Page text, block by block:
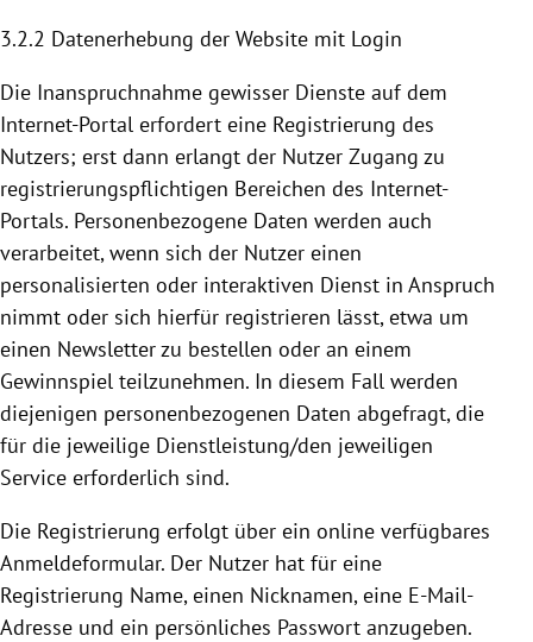
3.2.2 Datenerhebung der Website mit Login
Die Inanspruchnahme gewisser Dienste auf dem
Internet-Portal erfordert eine Registrierung des
Nutzers; erst dann erlangt der Nutzer Zugang zu
registrierungspflichtigen Bereichen des Internet-
Portals. Personenbezogene Daten werden auch
verarbeitet, wenn sich der Nutzer einen
personalisierten oder interaktiven Dienst in Anspruch
nimmt oder sich hierfür registrieren lässt, etwa um
einen Newsletter zu bestellen oder an einem
Gewinnspiel teilzunehmen. In diesem Fall werden
diejenigen personenbezogenen Daten abgefragt, die
für die jeweilige Dienstleistung/den jeweiligen
Service erforderlich sind.
Die Registrierung erfolgt über ein online verfügbares
Anmeldeformular. Der Nutzer hat für eine
Registrierung Name, einen Nicknamen, eine E-Mail-
Adresse und ein persönliches Passwort anzugeben.